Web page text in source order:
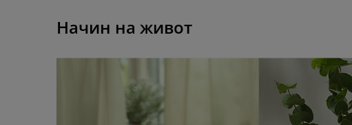
Начин на живот